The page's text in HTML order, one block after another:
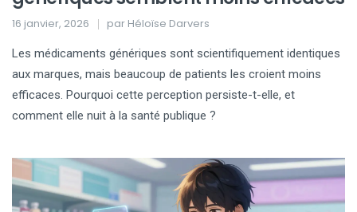
16 janvier, 2026 par Héloïse Darvers
Les médicaments génériques sont scientifiquement identiques
aux marques, mais beaucoup de patients les croient moins
efficaces. Pourquoi cette perception persiste-t-elle, et
comment elle nuit à la santé publique ?